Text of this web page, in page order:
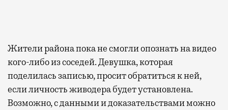
Жители района пока не смогли опознать на видео
кого-либо из соседей. Девушка, которая
поделилась записью, просит обратиться к ней,
если личность живодера будет установлена.
Возможно, с данными и доказательствами можно